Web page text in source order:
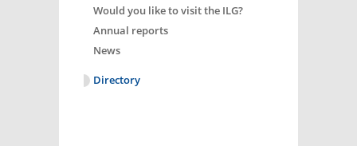
Would you like to visit the ILG?
Annual reports
News
Directory